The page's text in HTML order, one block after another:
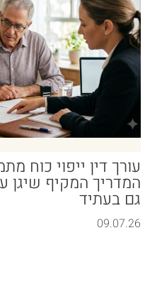
עורך דין ייפוי כוח
המדריך המקיף
גם בעתיד
09.07.26